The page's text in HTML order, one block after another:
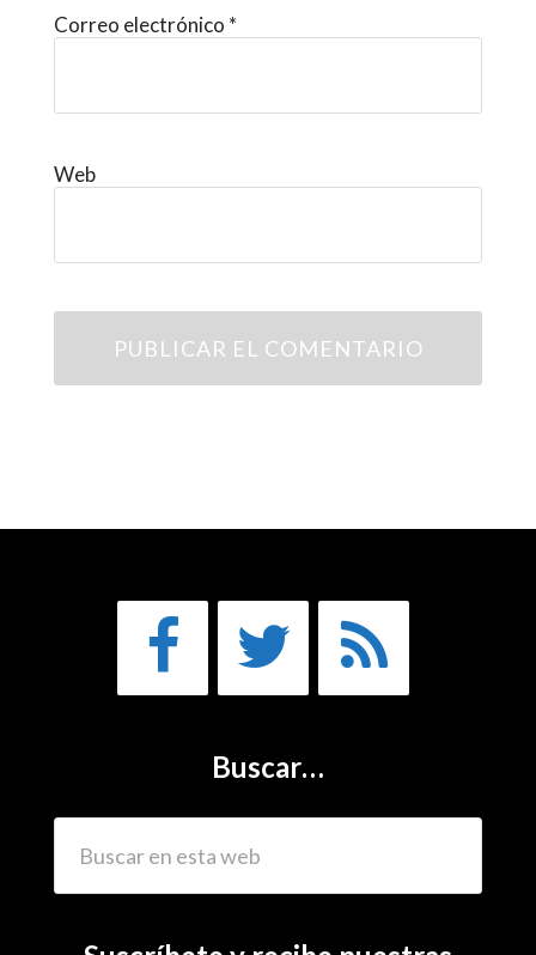
Correo electrónico *
Web
Buscar…